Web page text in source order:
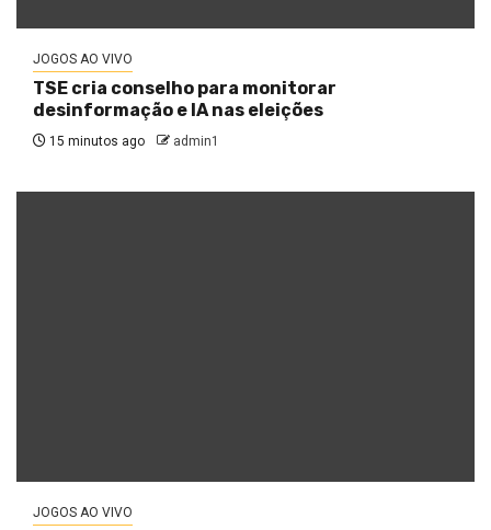
JOGOS AO VIVO
TSE cria conselho para monitorar
desinformação e IA nas eleições
15 minutos ago admin1
JOGOS AO VIVO